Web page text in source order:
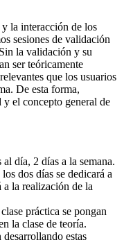
la interacción de los
sesiones de validación
la validación y su
ser teóricamente
que los usuarios
De esta forma,
el concepto general de
día, 2 días a la semana.
dos días se dedicará a
a la realización de la
práctica se pongan
la clase de teoría.
estas